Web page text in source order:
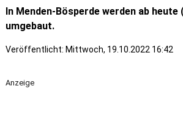
In Menden-Bösperde werden ab
umgebaut.
Veröffentlicht: Mittwoch, 19.10.2022 16:42
Anzeige